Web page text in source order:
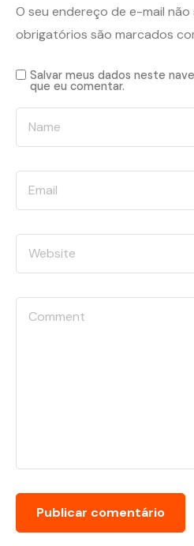
O seu endereço de e-mail
obrigatórios são marcados
Salvar meus dados neste
que eu comentar.